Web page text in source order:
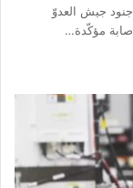
جيش العدوّ
مؤكّدة…